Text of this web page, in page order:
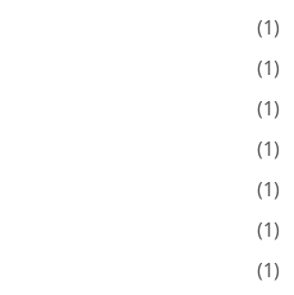
(1)
(1)
(1)
(1)
(1)
(1)
(1)